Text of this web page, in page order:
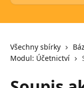
Všechny sbírky
Modul: Účetnictví